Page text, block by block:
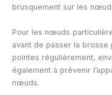
brusquement sur les
Pour les nœuds
avant de passer la
pointes régulièrement,
également à prévenir
nœuds.